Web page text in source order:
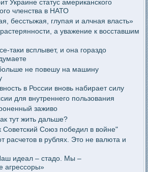
Украине статус американского
членства в НАТО
бесстыжая, глупая и алчная власть»
а уважение к восставшим
таки всплывет, и она гораздо
не повешу на машину
в России вновь набирает силу
для внутреннего пользования
заживо
тут жить дальше?
Союз победил в войне"
расчетов в рублях. Это не валюта и
идеал – стадо. Мы –
агрессоры»